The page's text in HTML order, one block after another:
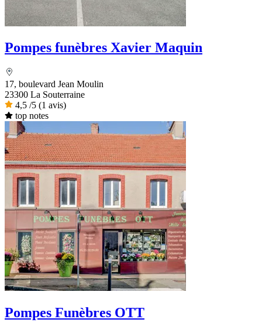
Pompes funèbres Xavier Maquin
17, boulevard Jean Moulin
23300 La Souterraine
4,5 /5 (1 avis)
top notes
Pompes Funèbres OTT